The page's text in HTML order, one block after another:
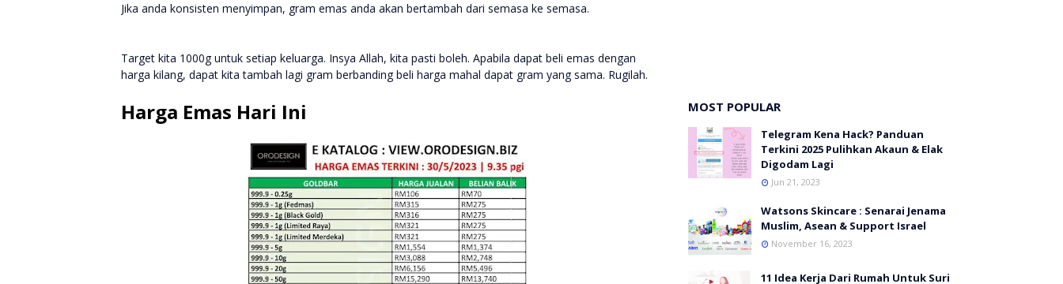
Jika anda konsisten menyimpan, gram emas anda akan bertambah dari semasa ke semasa.
Target kita 1000g untuk setiap keluarga. Insya Allah, kita pasti boleh. Apabila dapat beli emas dengan
harga kilang, dapat kita tambah lagi gram berbanding beli harga mahal dapat gram yang sama. Rugilah.
Harga Emas Hari Ini MOST POPULAR
Telegram Kena Hack? Panduan
Terkini 2025 Pulihkan Akaun & Elak
Digodam Lagi
Jun 21, 2023
Watsons Skincare : Senarai Jenama
Muslim, Asean & Support Israel
November 16, 2023
11 Idea Kerja Dari Rumah Untuk Suri